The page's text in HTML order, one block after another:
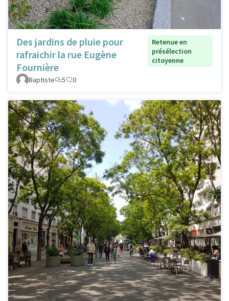
Des jardins de pluie pour
rafraichir la rue Eugène
Fournière
Retenue en
présélection
citoyenne
Baptiste 5 0